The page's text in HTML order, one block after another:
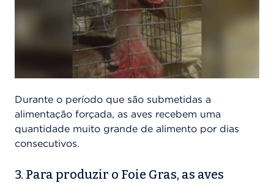
Durante o período que são submetidas a
alimentação forçada, as aves recebem uma
quantidade muito grande de alimento por dias
consecutivos.
3. Para produzir o Foie Gras, as aves